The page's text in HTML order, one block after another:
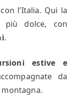
l’Italia. Qui la
più dolce, con
.
estive e
da